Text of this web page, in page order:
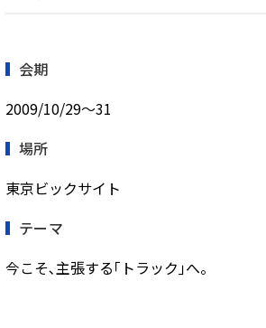
会期
2009/10/29〜31
場所
東京ビックサイト
テーマ
今こそ､主張する｢トラック｣へ。